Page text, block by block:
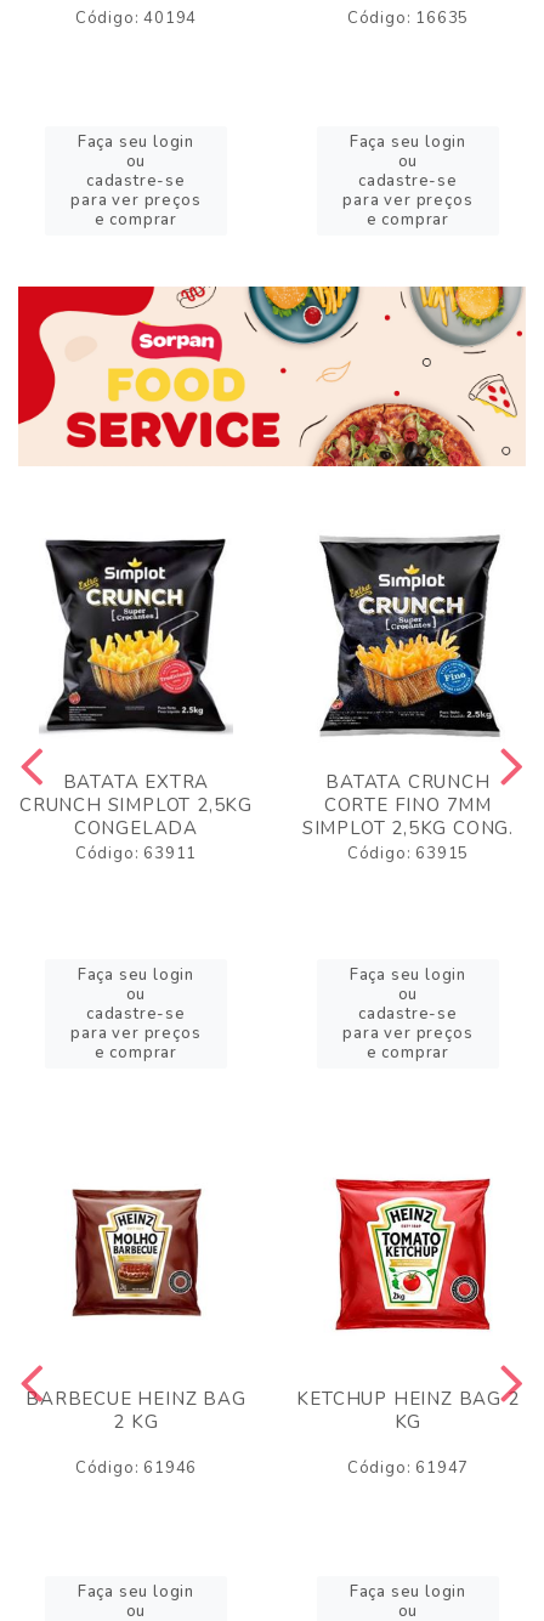
Código: 40194
Faça seu login
ou
cadastre-se
para ver preços
e comprar
Código: 16635
Faça seu login
ou
cadastre-se
para ver preços
e comprar
BATATA EXTRA
CRUNCH SIMPLOT 2,5KG
CONGELADA
Código: 63911
Faça seu login
ou
cadastre-se
para ver preços
e comprar
BATATA CRUNCH
CORTE FINO 7MM
SIMPLOT 2,5KG CONG.
Código: 63915
Faça seu login
ou
cadastre-se
para ver preços
e comprar
BARBECUE HEINZ BAG
2 KG
Código: 61946
Faça seu login
ou
KETCHUP HEINZ BAG 2
KG
Código: 61947
Faça seu login
ou